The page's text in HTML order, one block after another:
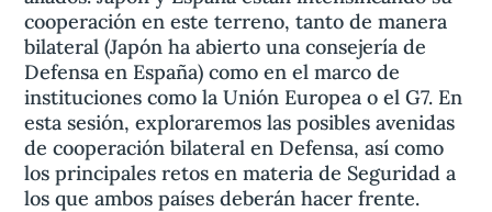
cooperación en este terreno, tanto de manera
bilateral (Japón ha abierto una consejería de
Defensa en España) como en el marco de
instituciones como la Unión Europea o el G7. En
esta sesión, exploraremos las posibles avenidas
de cooperación bilateral en Defensa, así como
los principales retos en materia de Seguridad a
los que ambos países deberán hacer frente.